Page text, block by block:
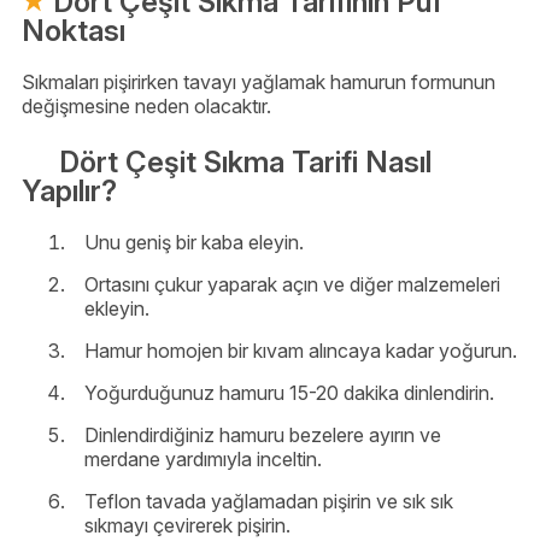
Noktası
Sıkmaları pişirirken tavayı yağlamak hamurun formunun
değişmesine neden olacaktır.
Dört Çeşit Sıkma Tarifi Nasıl
Yapılır?
Unu geniş bir kaba eleyin.
Ortasını çukur yaparak açın ve diğer malzemeleri
ekleyin.
Hamur homojen bir kıvam alıncaya kadar yoğurun.
Yoğurduğunuz hamuru 15-20 dakika dinlendirin.
Dinlendirdiğiniz hamuru bezelere ayırın ve
merdane yardımıyla inceltin.
Teflon tavada yağlamadan pişirin ve sık sık
sıkmayı çevirerek pişirin.